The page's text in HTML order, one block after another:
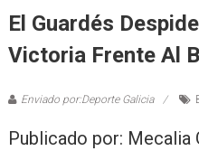
El Guardés
Victoria Frente Al
Enviado por:Deporte Galicia
Publicado por: Mecalia